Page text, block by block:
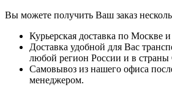
Вы можете получить Ваш заказ
Курьерская доставка по Москве
Доставка удобной для Вас
любой регион России и в
Самовывоз из нашего офиса
менеджером.